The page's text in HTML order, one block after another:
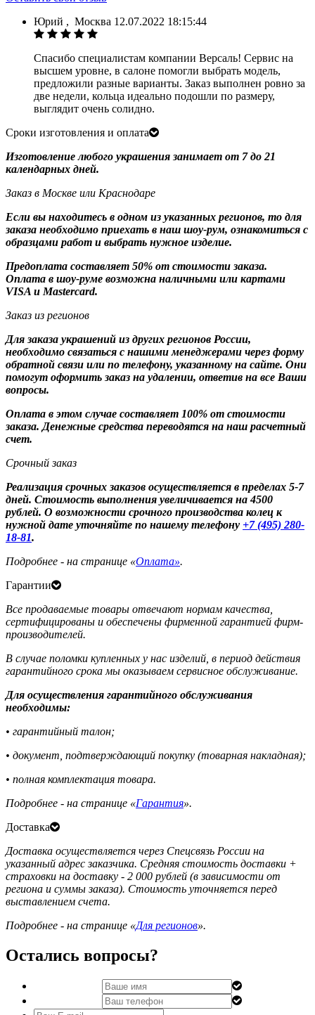
Юрий , Москва 12.07.2022 18:15:44
Спасибо специалистам компании Версаль! Сервис на
высшем уровне, в салоне помогли выбрать модель,
предложили разные варианты. Заказ выполнен ровно за
две недели, кольца идеально подошли по размеру,
выглядит очень солидно.
Сроки изготовления и оплата
Изготовление любого украшения занимает от 7 до 21
календарных дней.
Заказ в Москве или Краснодаре
Если вы находитесь в одном из указанных регионов, то для
заказа необходимо приехать в наш шоу-рум, ознакомиться с
образцами работ и выбрать нужное изделие.
Предоплата составляет 50% от стоимости заказа.
Оплата в шоу-руме возможна наличными или картами
VISA и Mastercard.
Заказ из регионов
Для заказа украшений из других регионов России,
необходимо связаться с нашими менеджерами через форму
обратной связи или по телефону, указанному на сайте. Они
помогут оформить заказ на удалении, ответив на все Ваши
вопросы.
Оплата в этом случае составляет 100% от стоимости
заказа. Денежные средства переводятся на наш расчетный
счет.
Срочный заказ
Реализация срочных заказов осуществляется в пределах 5-7
дней. Стоимость выполнения увеличивается на 4500
рублей. О возможности срочного производства колец к
нужной дате уточняйте по нашему телефону +7 (495) 280-
18-81.
Подробнее - на странице «Оплата».
Гарантии
Все продаваемые товары отвечают нормам качества,
сертифицированы и обеспечены фирменной гарантией фирм-
производителей.
В случае поломки купленных у нас изделий, в период действия
гарантийного срока мы оказываем сервисное обслуживание.
Для осуществления гарантийного обслуживания
необходимы:
• гарантийный талон;
• документ, подтверждающий покупку (товарная накладная);
• полная комплектация товара.
Подробнее - на странице «Гарантия».
Доставка
Доставка осуществляется через Спецсвязь России на
указанный адрес заказчика. Средняя стоимость доставки +
страховки на доставку - 2 000 рублей (в зависимости от
региона и суммы заказа). Стоимость уточняется перед
выставлением счета.
Подробнее - на странице «Для регионов».
Остались вопросы?